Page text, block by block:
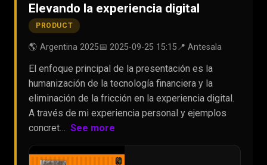
Elevando la experiencia digital
PRODUCT
🌎 Argentina 2025📅 2025-09-25 15:15📍 Antesala
El enfoque principal de la presentación es la
humanización de la tecnología financiera y la
eliminación de la fricción en la experiencia digital.
A través de mi experiencia personal y ejemplos
concret… See more